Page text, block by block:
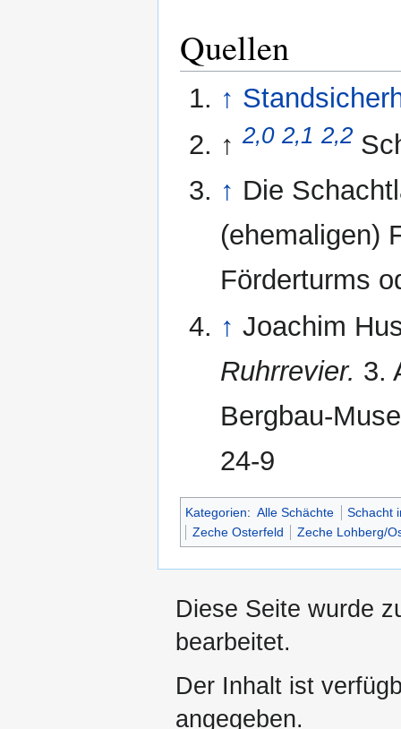
Quellen
↑
↑ 2,0 2,1 2,2
↑ Die
(ehemaligen)
Förderturms
↑ Joachim
Ruhrrevier. 3.
Bergbau-
24-9
Kategorien: Alle Schächte
Schacht
Zeche Osterfeld
Zeche Lohberg/
Diese Seite wurde
bearbeitet.
Der Inhalt ist
angegeben.